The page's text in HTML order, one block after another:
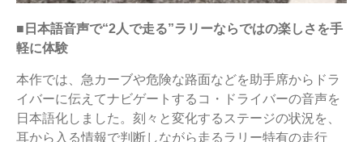
■日本語音声で“2人で走る”ラリーならではの楽しさを手
軽に体験
本作では、急カーブや危険な路面などを助手席からドラ
イバーに伝えてナビゲートするコ・ドライバーの音声を
日本語化しました。刻々と変化するステージの状況を、
耳から入る情報で判断しながら走るラリー特有の走行